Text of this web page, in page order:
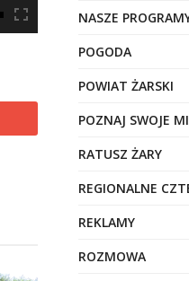
NASZE
POGODA
POWIAT ŻARSKI
POZNAJ SWOJE
RATUSZ ŻARY
REGIONALNE
REKLAMY
ROZMOWA